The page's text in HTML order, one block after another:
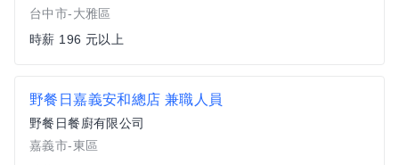
台中市-大雅區
時薪 196 元以上
野餐日嘉義安和總店 兼職人員
野餐日餐廚有限公司
嘉義市-東區